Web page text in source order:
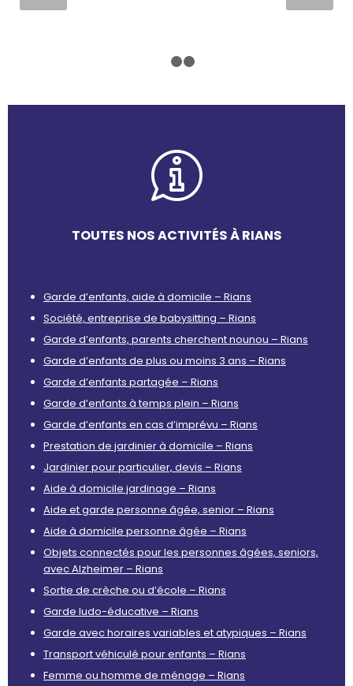
TOUTES NOS ACTIVITÉS À RIANS
Garde d’enfants, aide à domicile – Rians
Société, entreprise de babysitting – Rians
Garde d’enfants, parents cherchent nounou – Rians
Garde d’enfants de plus ou moins 3 ans – Rians
Garde d’enfants partagée – Rians
Garde d’enfants à temps plein – Rians
Garde d’enfants en cas d’imprévu – Rians
Prestation de jardinier à domicile – Rians
Jardinier pour particulier, devis – Rians
Aide à domicile jardinage – Rians
Aide et garde personne âgée, senior – Rians
Aide à domicile personne âgée – Rians
Objets connectés pour les personnes âgées, seniors,
avec Alzheimer – Rians
Sortie de crèche ou d’école – Rians
Garde ludo-éducative – Rians
Garde avec horaires variables et atypiques – Rians
Transport véhiculé pour enfants – Rians
Femme ou homme de ménage – Rians